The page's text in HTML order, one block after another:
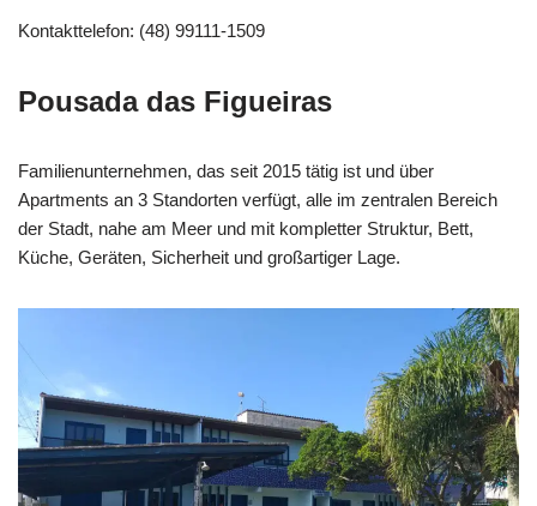
Kontakttelefon: (48) 99111-1509
Pousada das Figueiras
Familienunternehmen, das seit 2015 tätig ist und über
Apartments an 3 Standorten verfügt, alle im zentralen Bereich
der Stadt, nahe am Meer und mit kompletter Struktur, Bett,
Küche, Geräten, Sicherheit und großartiger Lage.